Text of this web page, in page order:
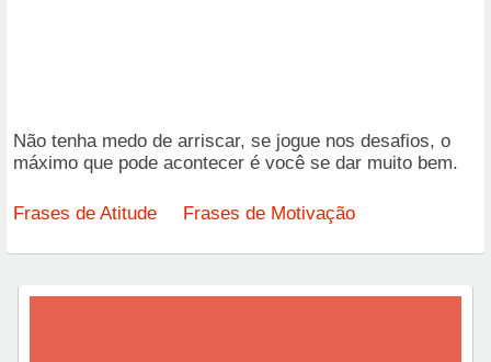
Não tenha medo de arriscar, se jogue nos desafios, o
máximo que pode acontecer é você se dar muito bem.
Frases de Atitude Frases de Motivação